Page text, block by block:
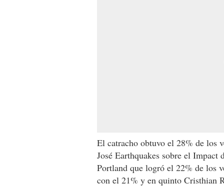
El catracho obtuvo el 28% de los
José Earthquakes sobre el
Portland que logró el 22% de los
con el 21% y en quinto Cristhian